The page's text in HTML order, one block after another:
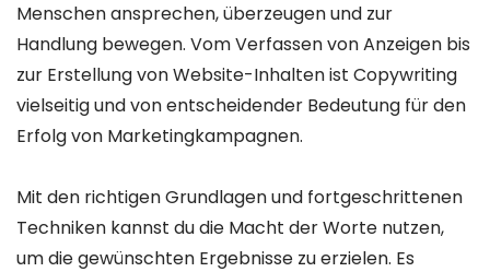
Menschen ansprechen, überzeugen und zur
Handlung bewegen. Vom Verfassen von Anzeigen bis
zur Erstellung von Website-Inhalten ist Copywriting
vielseitig und von entscheidender Bedeutung für den
Erfolg von Marketingkampagnen.
Mit den richtigen Grundlagen und fortgeschrittenen
Techniken kannst du die Macht der Worte nutzen,
um die gewünschten Ergebnisse zu erzielen. Es